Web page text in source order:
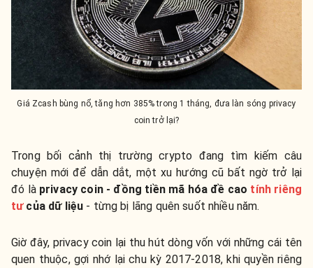
Giá Zcash bùng nổ, tăng hơn 385% trong 1 tháng, đưa làn sóng privacy
coin trở lại?
Trong bối cảnh thị trường crypto đang tìm kiếm câu
chuyện mới để dẫn dắt, một xu hướng cũ bất ngờ trở lại
đó là privacy coin - đồng tiền mã hóa đề cao tính riêng
tưcủa dữ liệu - từng bị lãng quên suốt nhiều năm.
Giờ đây, privacy coin lại thu hút dòng vốn với những cái tên
quen thuộc, gợi nhớ lại chu kỳ 2017-2018, khi quyền riêng